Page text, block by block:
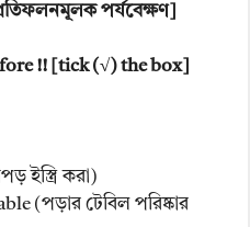
পর্যবেক্ষণ]
!! [tick (√) the box]
ইস্ত্রি করা)
(পড়ার টেবিল পরিষ্কার